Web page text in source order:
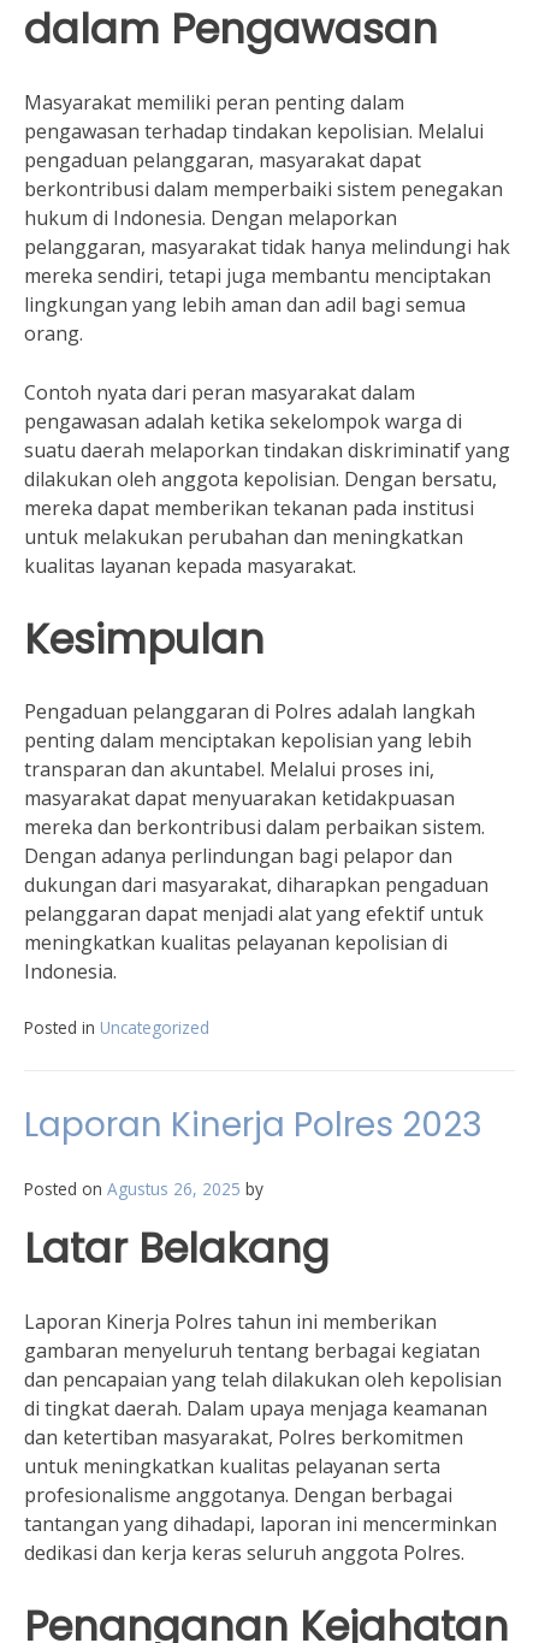
dalam Pengawasan
Masyarakat memiliki peran penting dalam
pengawasan terhadap tindakan kepolisian. Melalui
pengaduan pelanggaran, masyarakat dapat
berkontribusi dalam memperbaiki sistem penegakan
hukum di Indonesia. Dengan melaporkan
pelanggaran, masyarakat tidak hanya melindungi hak
mereka sendiri, tetapi juga membantu menciptakan
lingkungan yang lebih aman dan adil bagi semua
orang.
Contoh nyata dari peran masyarakat dalam
pengawasan adalah ketika sekelompok warga di
suatu daerah melaporkan tindakan diskriminatif yang
dilakukan oleh anggota kepolisian. Dengan bersatu,
mereka dapat memberikan tekanan pada institusi
untuk melakukan perubahan dan meningkatkan
kualitas layanan kepada masyarakat.
Kesimpulan
Pengaduan pelanggaran di Polres adalah langkah
penting dalam menciptakan kepolisian yang lebih
transparan dan akuntabel. Melalui proses ini,
masyarakat dapat menyuarakan ketidakpuasan
mereka dan berkontribusi dalam perbaikan sistem.
Dengan adanya perlindungan bagi pelapor dan
dukungan dari masyarakat, diharapkan pengaduan
pelanggaran dapat menjadi alat yang efektif untuk
meningkatkan kualitas pelayanan kepolisian di
Indonesia.
Posted in Uncategorized
Laporan Kinerja Polres 2023
Posted on Agustus 26, 2025 by
Latar Belakang
Laporan Kinerja Polres tahun ini memberikan
gambaran menyeluruh tentang berbagai kegiatan
dan pencapaian yang telah dilakukan oleh kepolisian
di tingkat daerah. Dalam upaya menjaga keamanan
dan ketertiban masyarakat, Polres berkomitmen
untuk meningkatkan kualitas pelayanan serta
profesionalisme anggotanya. Dengan berbagai
tantangan yang dihadapi, laporan ini mencerminkan
dedikasi dan kerja keras seluruh anggota Polres.
Penanganan Kejahatan